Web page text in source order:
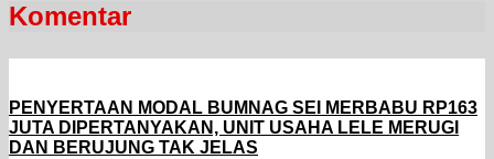
Komentar
PENYERTAAN MODAL BUMNAG SEI MERBABU RP163
JUTA DIPERTANYAKAN, UNIT USAHA LELE MERUGI
DAN BERUJUNG TAK JELAS